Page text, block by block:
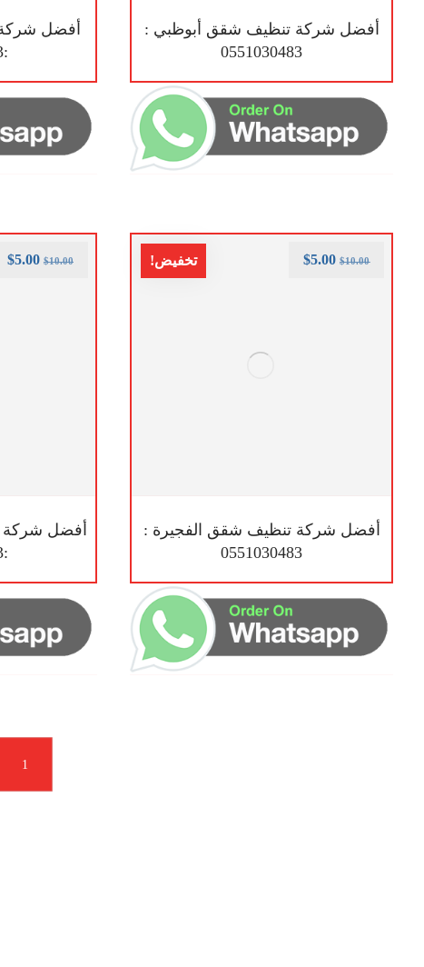
أفضل شركة تنظيف شقق أبوظبي :
0551030483
أفضل
:0551030483
تخفيض!
أفضل شركة تنظيف شقق الفجيرة :
0551030483
$10.00
$5.00
أفضل شركة
:0551030483
$10.00
$5.00
1